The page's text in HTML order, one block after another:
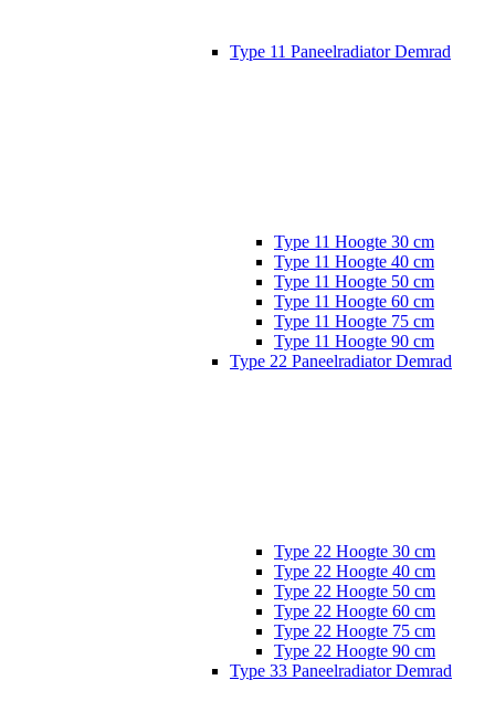
Type 11 Paneelradiator Demrad
Type 11 Hoogte 30 cm
Type 11 Hoogte 40 cm
Type 11 Hoogte 50 cm
Type 11 Hoogte 60 cm
Type 11 Hoogte 75 cm
Type 11 Hoogte 90 cm
Type 22 Paneelradiator Demrad
Type 22 Hoogte 30 cm
Type 22 Hoogte 40 cm
Type 22 Hoogte 50 cm
Type 22 Hoogte 60 cm
Type 22 Hoogte 75 cm
Type 22 Hoogte 90 cm
Type 33 Paneelradiator Demrad